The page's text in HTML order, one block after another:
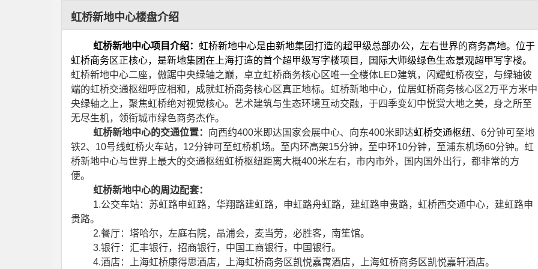
虹桥新地中心楼盘介绍
虹桥新地中心项目介绍： 虹桥新地中心是由新地集团打造的超甲级总部办公，左右世界的商务高地。位于
虹桥商务区正核心，是新地集团在上海打造的首个超甲级写字楼项目，国际大师级绿色生态景观超甲写字楼。
虹桥新地中心二座，傲踞中央绿轴之巅，卓立虹桥商务核心区唯一全楼体LED建筑，闪耀虹桥夜空，与绿轴彼
端的虹桥交通枢纽呼应相和，成就虹桥商务核心区真正地标。虹桥新地中心，位居虹桥商务核心区2万平方米中
央绿轴之上，聚焦虹桥绝对视觉核心。艺术建筑与生态环境互动交融，于四季变幻中悦赏大地之美，身之所至
无尽生机，领衔城市绿色商务杰作。
虹桥新地中心的交通位置： 向西约400米即达国家会展中心、向东400米即达虹桥交通枢纽、 6分钟可至地
铁2、 10号线虹桥火车站， 12分钟可至虹桥机场。至内环高架15分钟，至中环10分钟，至浦东机场60分钟。虹
桥新地中心与世界上最大的交通枢纽虹桥枢纽距离大概400米左右，市内市外，国内国外出行，都非常的方
便。
虹桥新地中心的周边配套：
1.公交车站：苏虹路申虹路，华翔路建虹路，申虹路舟虹路，建虹路申贵路，虹桥西交通中心，建虹路申
贵路。
2.餐厅：塔哈尔，左庭右院，晶浦会，麦当劳，必胜客，南笙馆。
3.银行：汇丰银行，招商银行，中国工商银行，中国银行。
4.酒店：上海虹桥康得思酒店，上海虹桥商务区凯悦嘉寓酒店，上海虹桥商务区凯悦嘉轩酒店。